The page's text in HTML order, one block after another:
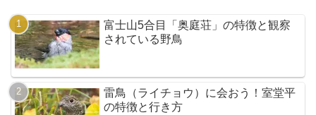
富士山5合目「奥庭荘」の特徴と観察
されている野鳥
雷鳥（ライチョウ）に会おう！室堂平
の特徴と行き方